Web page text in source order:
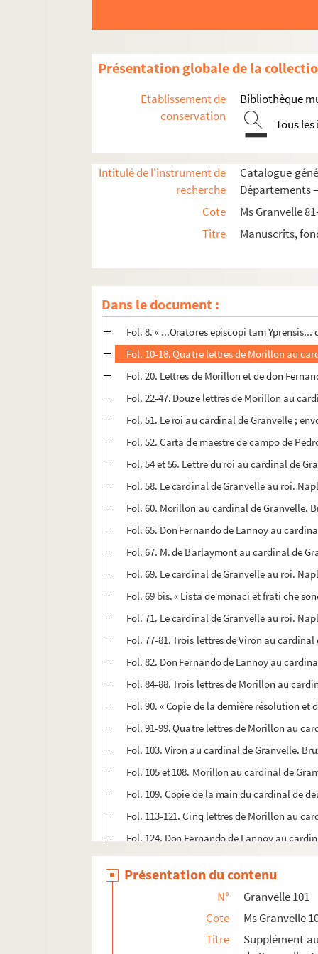
Présentation globale de la
Etablissement de
conservation
Bibliothèque
Tous
Intitulé de l'instrument de
recherche
Catalogue
Départements
Cote
Ms Granvelle
Titre
Manuscrits,
Dans le document :
Ms Granvelle 93. « Lettres de Maxim.
Ms Granvelle 95. « Lettres de Maxim.
Ms Granvelle 96. « Lettres de Maxim.
Ms Granvelle 97. « Lettres de Morillon... T.
Ms Granvelle 98. Lettres de Morillon. T. IX
Ms Granvelle 99. Supplément aux lettres
Ms Granvelle 100. Supplément aux lettres
Ms Granvelle 101. Supplément aux lettres
Fol. 1 et 3. Morillon au cardinal de
Fol. 5. Notules de la main du cardinal de
Fol. 6. Morillon au cardinal de Granvelle. 17
Fol. 8. « ...Oratores episcopi tam
Fol. 10-18. Quatre lettres de Morillon au
Fol. 20. Lettres de Morillon et de don
Fol. 22-47. Douze lettres de Morillon au
Fol. 51. Le roi au cardinal de Granvelle ;
Fol. 52. Carta de maestre de campo de
Fol. 54 et 56. Lettre du roi au cardinal de
Fol. 58. Le cardinal de Granvelle au roi.
Fol. 60. Morillon au cardinal de Granvelle.
Fol. 65. Don Fernando de Lannoy au
Fol. 67. M. de Barlaymont au cardinal de
Fol. 69. Le cardinal de Granvelle au roi.
Fol. 69 bis. « Lista de monaci et frati che
Fol. 71. Le cardinal de Granvelle au roi.
Fol. 77-81. Trois lettres de Viron au
Fol. 82. Don Fernando de Lannoy au
Fol. 84-88. Trois lettres de Morillon au
Fol. 90. « Copie de la dernière résolution
Fol. 91-99. Quatre lettres de Morillon au
Fol. 103. Viron au cardinal de Granvelle.
Fol. 105 et 108. Morillon au cardinal de
Fol. 109. Copie de la main du cardinal de
Fol. 113-121. Cinq lettres de Morillon au
Fol. 124. Don Fernando de Lannoy au
Fol. 126-145. Huit lettres de Morillon au
Fol. 147. Le cardinal de Granvelle à
Fol. 149-156. Cinq lettres de Morillon au
Fol. 159. Morillon à M. Blasere (extrait)
Fol. 161-172. Cinq lettres de Morillon au
Présentation du contenu
N°
Granvelle 101
Cote
Ms Granvelle
Titre
Supplément